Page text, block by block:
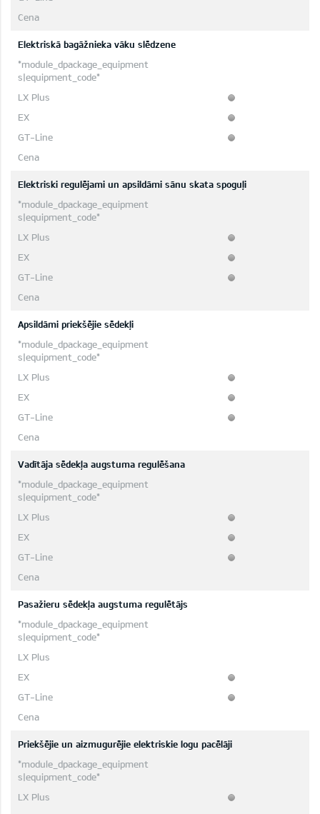
Elektriskā bagāžnieka vāku slēdzene
Elektriski regulējami un apsildāmi sānu skata spoguļi
Apsildāmi priekšējie sēdekļi
Vadītāja sēdekļa augstuma regulēšana
Pasažieru sēdekļa augstuma regulētājs
Priekšējie un aizmugurējie elektriskie logu pacēlāji